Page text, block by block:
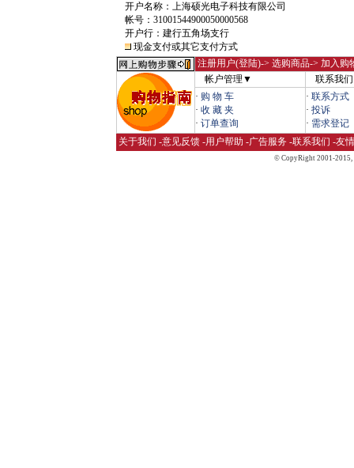
开户名称：上海硕光电子科技有限公司
帐号：31001544900050000568
开户行：建行五角场支行
现金支付或其它支付方式
注册用户(登陆)-> 选购商品-> 加入购
帐户管理▼
联系我
· 购 物 车
· 收 藏 夹
· 订单查询
· 联系方式
· 投诉
· 需求登记
关于我们 -意见反馈 -用户帮助 -广告服务 -联系我们 -友
© CopyRight 2001-2015,